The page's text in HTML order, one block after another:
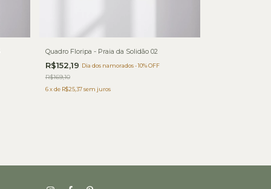
Quadro Floripa - Praia da Solidão 02
R$152,19 Dia dos namorados - 10% OFF
R$169,10
6 xde R$25,37 sem juros